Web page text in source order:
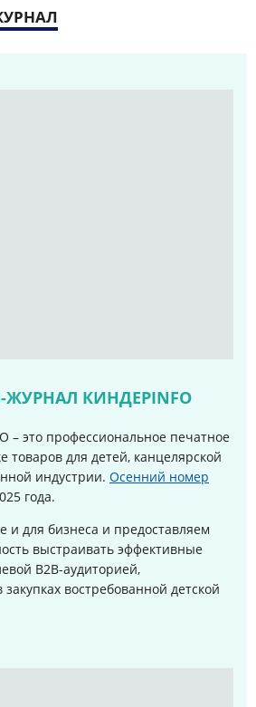
ЖУРНАЛ КИНДЕРINFO
– это профессиональное печатное
товаров для детей, канцелярской
индустрии. Осенний номер
года.
для бизнеса и предоставляем
выстраивать эффективные
B2B-аудиторией,
востребованной детской